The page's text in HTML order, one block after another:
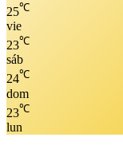
25℃
vie
23℃
sáb
24℃
dom
23℃
lun